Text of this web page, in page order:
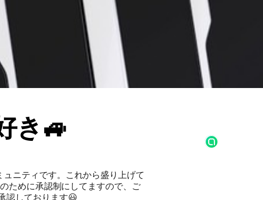
き🚙
ニティです。これから盛り上げて
認しております😃